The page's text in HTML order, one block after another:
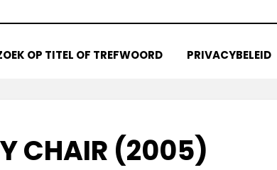
OP TITEL OF TREFWOORD PRIVACYBELEID
CHAIR (2005)